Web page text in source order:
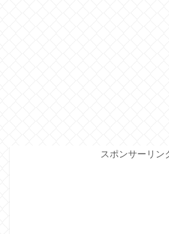
スポンサーリン